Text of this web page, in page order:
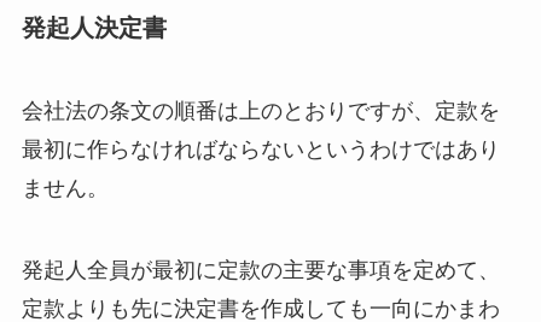
発起人決定書
会社法の条文の順番は上のとおりですが、定款を
最初に作らなければならないというわけではあり
ません。
発起人全員が最初に定款の主要な事項を定めて、
定款よりも先に決定書を作成しても一向にかまわ